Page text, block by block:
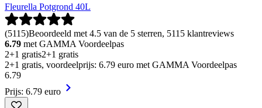
Fleurella Potgrond 40L
(5115)Beoordeeld met 4.5 van de 5 sterren, 5115 klantreviews
6.79 met GAMMA Voordeelpas
2+1 gratis2+1 gratis
2+1 gratis, voordeelprijs: 6.79 euro met GAMMA Voordeelpas
6.79
Prijs: 6.79 euro